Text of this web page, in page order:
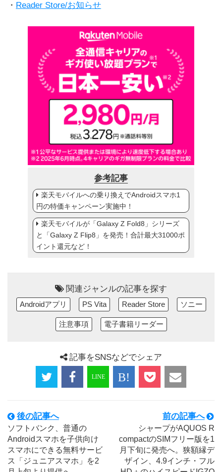
・ Reader Store/お知らせ
参考記事
楽天モバイルへの乗り換えでAndroidスマホ1
円の特価キャンペーン実施中！
楽天モバイルが「Galaxy Z Fold8」シリーズ
と「Galaxy Z Flip8」を発売！合計最大31000ポ
イント還元など！
関連ジャンルの記事を探す
Androidアプリ PS Vita Reader Store ソニー
注意事項 電子書籍リーダー
記事をSNSなどでシェア
後の記事へ
ソフトバンク、普通の
Androidスマホを子供向け
スマホにできる無料サービ
ス「ジュニアスマホ」を2
前の記事へ
シャープがAQUOS R
compactのSIMフリー版を1
月下旬に発売へ。狭額縁デ
ザイン、4.9インチ・フル